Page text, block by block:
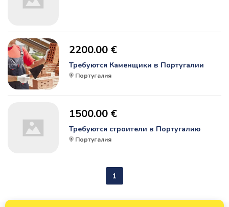
2200.00 €
Требуются Каменщики в Португалии
Португалия
1500.00 €
Требуются строители в Португалию
Португалия
1